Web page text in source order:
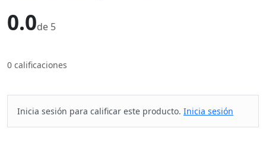
0.0de 5
0 calificaciones
Inicia sesión para calificar este producto. Inicia sesión